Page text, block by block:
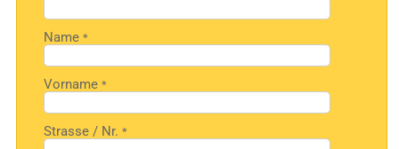
Name*
Vorname*
Strasse / Nr.*